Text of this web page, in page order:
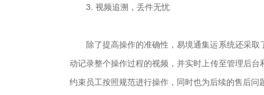
3. 视频追溯，丢件无忧
除了提高操作的准确性，易境通集运系统还采取
动记录整个操作过程的视频，并实时上传至管理后
约束员工按照规范进行操作，同时也为后续的售后问